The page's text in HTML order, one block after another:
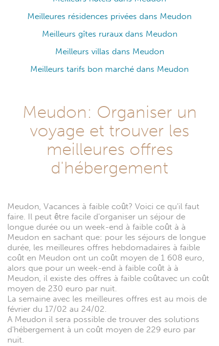
Meilleures résidences privées dans Meudon
Meilleurs gîtes ruraux dans Meudon
Meilleurs villas dans Meudon
Meilleurs tarifs bon marché dans Meudon
Meudon: Organiser un
voyage et trouver les
meilleures offres
d'hébergement
Meudon, Vacances à faible coût? Voici ce qu'il faut
faire. Il peut être facile d'organiser un séjour de
longue durée ou un week-end à faible coût à à
Meudon en sachant que: pour les séjours de longue
durée, les meilleures offres hebdomadaires à faible
coût en Meudon ont un coût moyen de 1 608 euro,
alors que pour un week-end à faible coût à à
Meudon, il existe des offres à faible coûtavec un coût
moyen de 230 euro par nuit.
La semaine avec les meilleures offres est au mois de
février du 17/02 au 24/02.
A Meudon il sera possible de trouver des solutions
d'hébergement à un coût moyen de 229 euro par
nuit.